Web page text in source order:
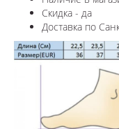
Скидка - да
Доставка по